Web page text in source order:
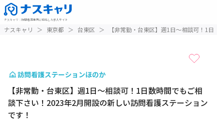
ナスキャリ ： 訪問看護業界に特化した求人サイト
ナスキャリ ＞ 東京都 ＞ 台東区 ＞ 【非常勤・台東区】週1日～相談可！1
訪問看護ステーションほのか
【非常勤・台東区】週1日～相談可！1日数時間でもご相
談下さい！2023年2月開設の新しい訪問看護ステーション
です！